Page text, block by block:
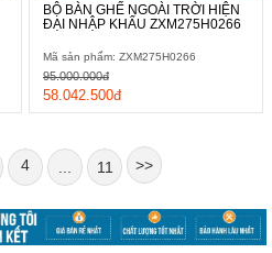
BỘ BÀN GHẾ NGOÀI TRỜI HIỆN
ĐẠI NHẬP KHẨU ZXM275H0266
Mã sản phẩm: ZXM275H0266
58.042.500đ
95.000.000đ
4 11 >>